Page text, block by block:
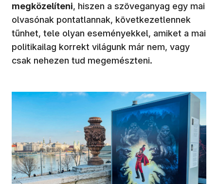
megközelíteni, hiszen a szöveganyag egy mai
olvasónak pontatlannak, következetlennek
tűnhet, tele olyan eseményekkel, amiket a mai
politikailag korrekt világunk már nem, vagy
csak nehezen tud megemészteni.